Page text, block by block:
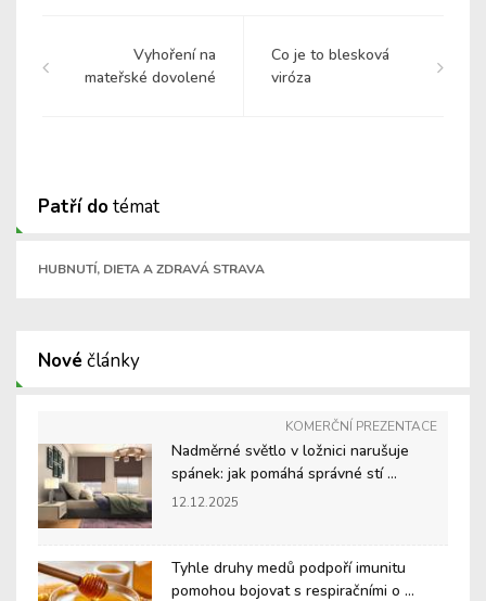
Vyhoření na
mateřské dovolené
Co je to blesková
viróza
Patří dotémat
HUBNUTÍ, DIETA A ZDRAVÁ STRAVA
Nové články
KOMERČNÍ PREZENTACE
Nadměrné světlo v ložnici narušuje
spánek: jak pomáhá správné stí ...
12.12.2025
Tyhle druhy medů podpoří imunitu
pomohou bojovat s respiračními o ...